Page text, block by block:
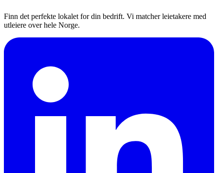
Finn det perfekte lokalet for din bedrift. Vi matcher leietakere med
utleiere over hele Norge.